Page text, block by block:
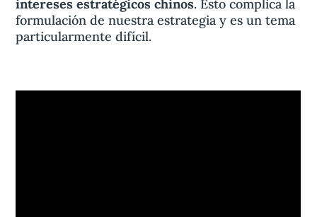
intereses estratégicos chinos. Esto complica la
formulación de nuestra estrategia y es un tema
particularmente difícil.